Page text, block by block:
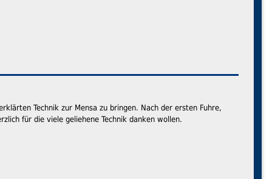
Technik zur Mensa zu bringen. Nach der ersten Fuhre,
für die viele geliehene Technik danken wollen.